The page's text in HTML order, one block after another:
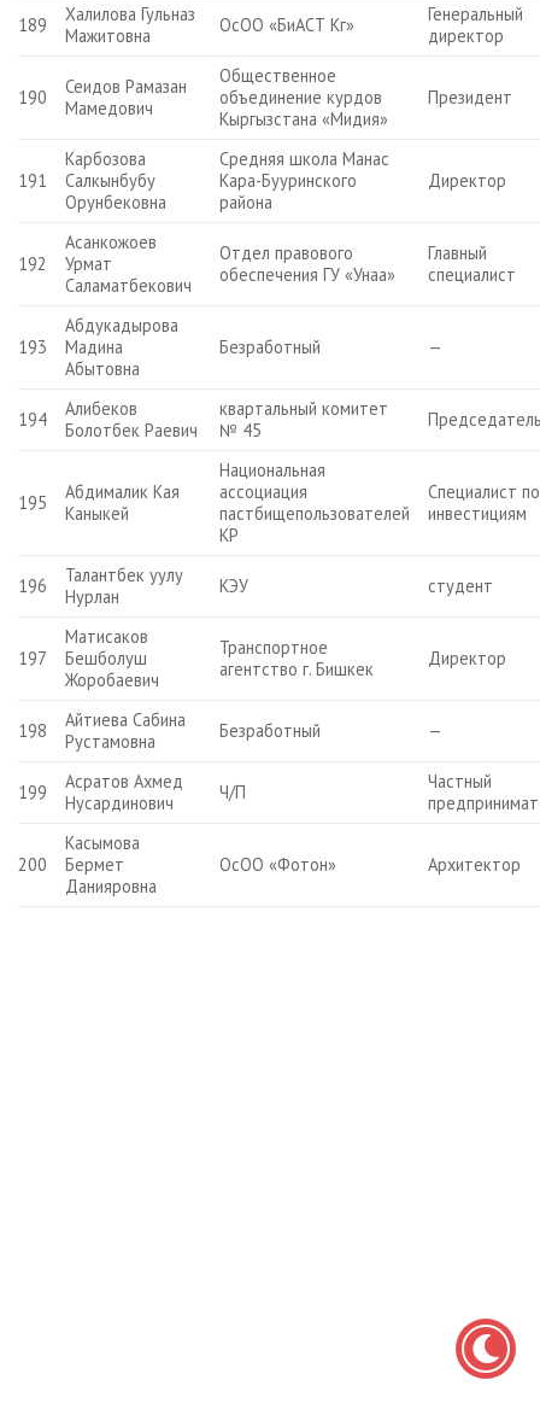
189
Халилова Гульназ
Мажитовна
ОсОО «БиАСТ Кг»
Генеральный
директор
190
Сеидов Рамазан
Мамедович
Общественное
объединение курдов
Кыргызстана «Мидия»
Президент
191
Карбозова
Салкынбубу
Орунбековна
Средняя школа Манас
Кара-Бууринского
района
Директор
192
Асанкожоев
Урмат
Саламатбекович
Отдел правового
обеспечения ГУ «Унаа»
Главный
специалист
193
Абдукадырова
Мадина
Абытовна
Безработный —
194
Алибеков
Болотбек Раевич
квартальный комитет
№ 45
195
Абдималик Кая
Каныкей
Национальная
ассоциация
пастбищепользователей
КР
Специалист по
инвестициям
196
Талантбек уулу
Нурлан
КЭУ студент
197
Матисаков
Бешболуш
Жоробаевич
Транспортное
агентство г. Бишкек
Директор
198
Айтиева Сабина
Рустамовна
Безработный —
199
Асратов Ахмед
Нусардинович
Ч/П
Частный
200
Касымова
Бермет
Данияровна
ОсОО «Фотон» Архитектор